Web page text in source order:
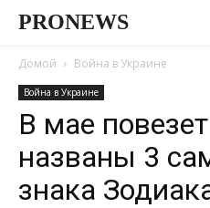
PRONEWS
Домой Война в Украине
Война в Украине
В мае
названы 3
знака